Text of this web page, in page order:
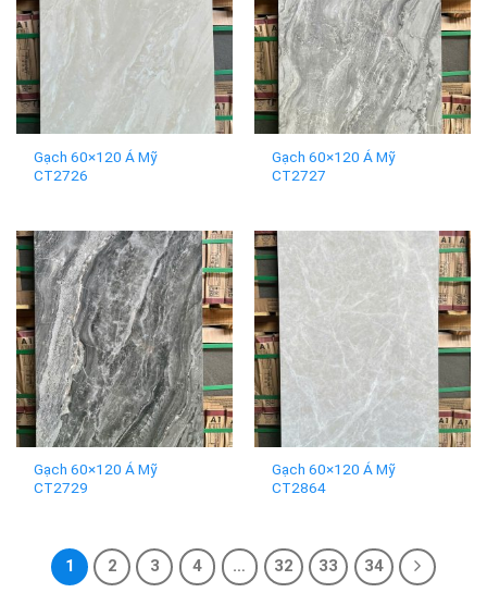
Gạch 60×120 Á Mỹ
CT2726
Gạch 60×120 Á Mỹ
CT2727
Gạch 60×120 Á Mỹ
CT2729
Gạch 60×120 Á Mỹ
CT2864
1 2 3 4 … 32 33 34